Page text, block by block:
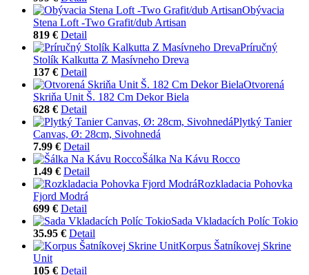
Obývacia
Stena Loft -Two Grafit/dub Artisan
819 € Detail
Príručný
Stolík Kalkutta Z Masívneho Dreva
137 € Detail
Otvorená
Skriňa Unit Š. 182 Cm Dekor Biela
628 € Detail
Plytký Tanier
Canvas, Ø: 28cm, Sivohnedá
7.99 € Detail
Šálka Na Kávu Rocco
1.49 € Detail
Rozkladacia Pohovka
Fjord Modrá
699 € Detail
Sada Vkladacích Políc Tokio
35.95 € Detail
Korpus Šatníkovej Skrine
Unit
105 € Detail